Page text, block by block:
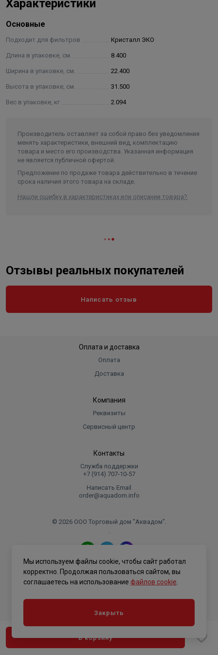
В корзину
Характеристики
Основные
Подходит для фильтров Кристалл ЭКО
Длина в упаковке, см. 8.400
Ширина в упаковке, см. 22.400
Высота в упаковке, см. 31.500
Вес в упаковке, кг 2.094
Производитель оставляет за собой право без уведомления
менять характеристики, внешний вид, комплектацию
товара и место его производства. Указанная информация
не является публичной офертой.
Предложение по продаже товара действительно в течение
срока наличия этого товара на складе.
Нашли ошибку в характеристиках или описании товара?
Отзывы реальных покупателей
Написать отзыв
Оплата и доставка
Оплата
Доставка
Компания
Реквизиты
Сервисный центр
Контакты
Служба поддержки
+7 (914) 707‑10‑57
Написать Email
order@aquadom.info
© 2026 ООО Торговый дом "Аквадом".
.
Политика конфиденциальности
Мы используем файлы cookie, чтобы сайт работал
корректно. Продолжая пользоваться сайтом, вы
соглашаетесь на использование файлов cookie
Закрыть